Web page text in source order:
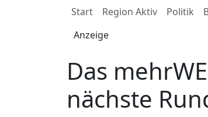
Start
Region Aktiv Politik
Anzeige
Das
nächste